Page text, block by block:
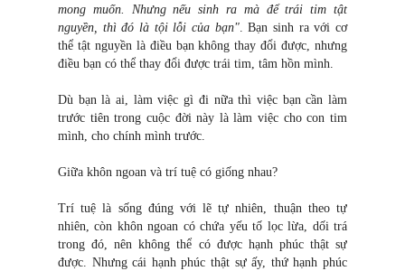
mong muốn. Nhưng nếu sinh ra mà để trái tim tật
nguyền, thì đó là tội lỗi của bạn". Bạn sinh ra với cơ
thể tật nguyền là điều bạn không thay đổi được, nhưng
điều bạn có thể thay đổi được trái tim, tâm hồn mình.
Dù bạn là ai, làm việc gì đi nữa thì việc bạn cần làm
trước tiên trong cuộc đời này là làm việc cho con tim
mình, cho chính mình trước.
Giữa khôn ngoan và trí tuệ có giống nhau?
Trí tuệ là sống đúng với lẽ tự nhiên, thuận theo tự
nhiên, còn khôn ngoan có chứa yếu tố lọc lừa, dối trá
trong đó, nên không thể có được hạnh phúc thật sự
được. Nhưng cái hạnh phúc thật sự ấy, thứ hạnh phúc